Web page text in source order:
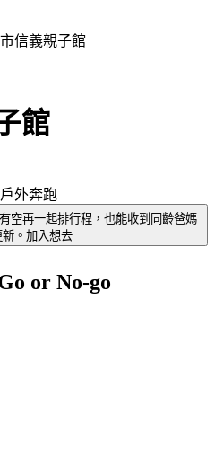
信義親子館
館
戶外奔跑
空再一起排行程，也能收到同齡爸媽
。 加入想去
or No-go